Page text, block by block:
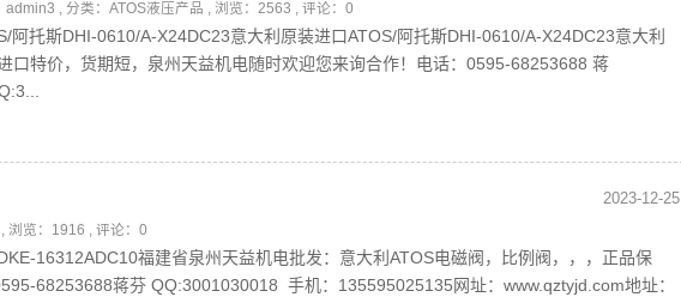
admin3 , 分类： ATOS液压产品 , 浏览：2563 , 评论：0
阿托斯DHI-0610/A-X24DC23意大利原装进口ATOS/阿托斯DHI-0610/A-X24DC23意大利
口特价，货期短，泉州天益机电随时欢迎您来询合作！电话：0595-68253688 蒋
2023-12-25
, 浏览：1916 , 评论：0
16312ADC10福建省泉州天益机电批发：意大利ATOS电磁阀，比例阀，，，正品保
68253688蒋芬 QQ:3001030018 手机：135595025135网址：www.qztyjd.com地址：